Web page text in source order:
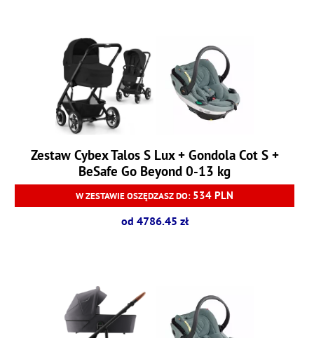
Zestaw Cybex Talos S Lux + Gondola Cot S +
BeSafe Go Beyond 0-13 kg
W ZESTAWIE OSZĘDZASZ DO: 534 PLN
od 4786.45 zł